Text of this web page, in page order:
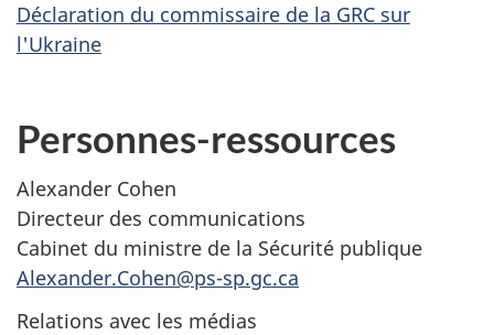
Déclaration du commissaire de la GRC sur
l'Ukraine
Personnes-ressources
Alexander Cohen
Directeur des communications
Cabinet du ministre de la Sécurité publique
Alexander.Cohen@ps-sp.gc.ca
Relations avec les médias